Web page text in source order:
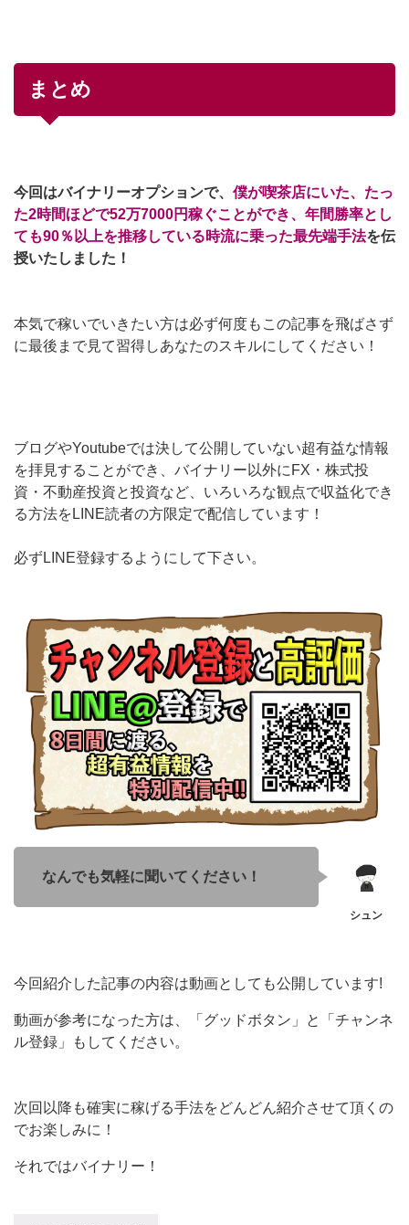
まとめ
今回はバイナリーオプションで、 僕が喫茶店にいた、たっ
た2時間ほどで52万7000円稼ぐことができ、年間勝率とし
ても90％以上を推移している時流に乗った最先端手法を伝
授いたしま した ！
本気で稼いでいきたい方は必ず何度もこの記事を飛ばさず
に最後まで見て習得しあなたのスキルにしてください！
ブログやYoutubeでは決して公開していない超有益な情報
を拝見することができ、バイナリー以外にFX・株式投
資・不動産投資と投資など、いろいろな観点で収益化でき
る方法をLINE読者の方限定で配信しています！
必ずLINE登録するようにして下さい。
なんでも気軽に聞いてください！
今回紹介した記事の内容は動画としても公開しています!
動画が参考になった方は、「グッドボタン」と「チャンネ
ル登録」もしてください。
次回以降も確実に稼げる手法をどんどん紹介させて頂くの
でお楽しみに！
それではバイナリー！